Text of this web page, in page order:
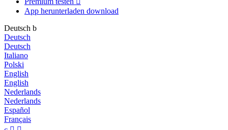
App herunterladen download
Deutsch b
Deutsch
Deutsch
Italiano
Polski
English
English
Nederlands
Nederlands
Español
Français